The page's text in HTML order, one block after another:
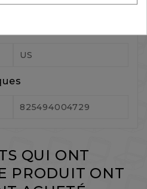
US
825494004729
QUI ONT
PRODUIT ONT